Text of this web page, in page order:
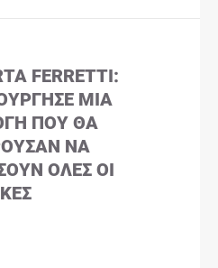
FERRETTI:
ΜΊΑ
ΠΟΥ ΘΑ
ΝΑ
ΌΛΕΣ ΟΙ